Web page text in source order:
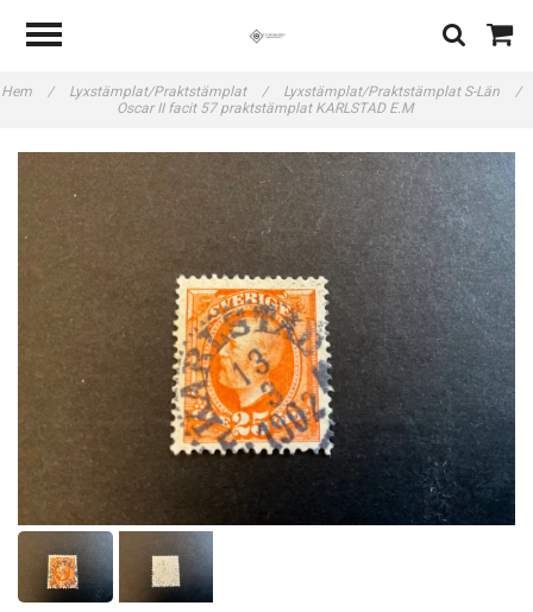
Hem / Lyxstämplat/Praktstämplat / Lyxstämplat/Praktstämplat S-Län
/
Oscar II facit 57 praktstämplat KARLSTAD E.M